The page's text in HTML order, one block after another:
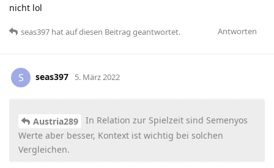
nicht lol
Antworten
seas397 hatauf diesen Beitrag geantwortet.
S seas397 5. März 2022
Austria289
In Relation zur Spielzeit sind Semenyos
Werte aber besser, Kontext ist wichtig bei solchen
Vergleichen.